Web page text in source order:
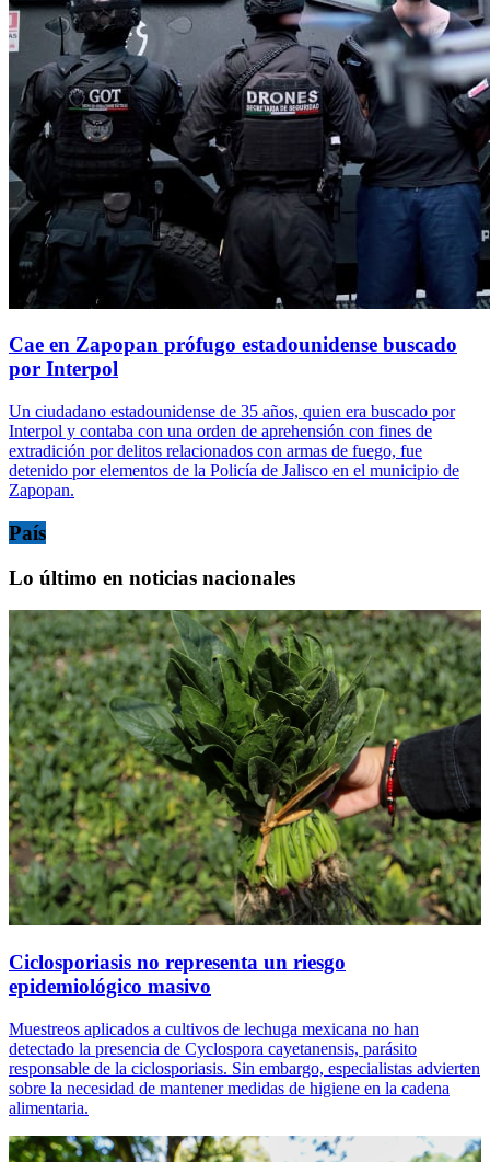
Cae en Zapopan prófugo estadounidense buscado
por Interpol
Un ciudadano estadounidense de 35 años, quien era buscado por
Interpol y contaba con una orden de aprehensión con fines de
extradición por delitos relacionados con armas de fuego, fue
detenido por elementos de la Policía de Jalisco en el municipio de
Zapopan.
País
Lo último en noticias nacionales
Ciclosporiasis no representa un riesgo
epidemiológico masivo
Muestreos aplicados a cultivos de lechuga mexicana no han
detectado la presencia de Cyclospora cayetanensis, parásito
responsable de la ciclosporiasis. Sin embargo, especialistas advierten
sobre la necesidad de mantener medidas de higiene en la cadena
alimentaria.